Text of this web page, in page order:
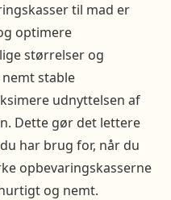
til mad er
optimere
størrelser og
stable
udnyttelsen af
Dette gør det lettere
har brug for, når du
opbevaringskasserne
og nemt.